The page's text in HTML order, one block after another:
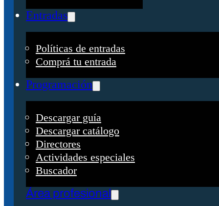
Entradas
Políticas de entradas
Comprá tu entrada
Programación
Descargar guía
Descargar catálogo
Directores
Actividades especiales
Buscador
Área profesional